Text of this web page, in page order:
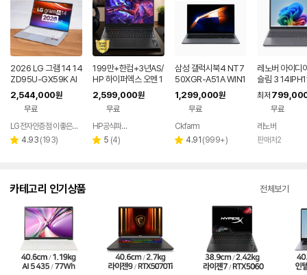
2026 LG 그램 14 14
ZD95U-GX59K AI
노트북 AMD 라이젠5
32GB 초경량
2,544,000원
무료
LG전자인증점 이좋은세상
별 4.93 리
(193)
199만+한컴+3년AS/
HP 하이퍼엑스 오멘 1
6 AI7 450 RTX506
0 게이밍 노트북
2,599,000원
무료
HP공식파트너 이텍컴퓨터
별 5 리
(4)
삼성 갤럭시북4 NT7
50XGR-A51A WIN1
1 FPP(버젼UP설치)
업무용 학생용 사무용
노트북 문스톤그레이
1,299,000원
무료
페이
Ckfarm
별 4.91 리
(999+)
레노버 아이디
슬림 3
Q005LKR
최저
무료
레노버
판매처2
카테고리 인기상품 전체보기